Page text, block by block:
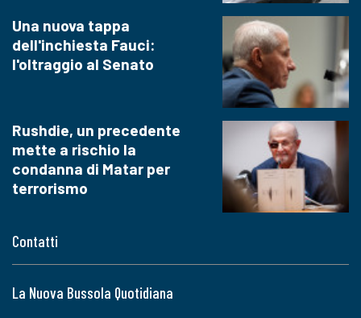
Contatti
La Nuova Bussola Quotidiana
Una nuova tappa
dell'inchiesta Fauci:
l'oltraggio al Senato
Rushdie, un precedente
mette a rischio la
condanna di Matar per
terrorismo